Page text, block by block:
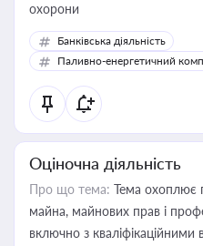
охорони
Банківська діяльність
Паливно-енергетичний
Оціночна діяльність
Про що тема: Тема охоплює
майна, майнових прав і
включно з кваліфікаційними